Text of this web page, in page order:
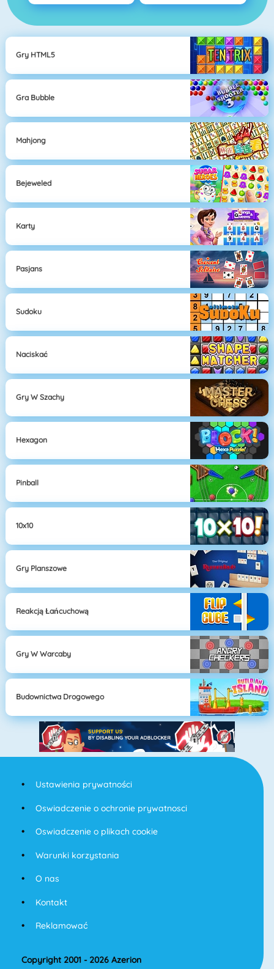
Gry HTML5
Gra Bubble
Mahjong
Bejeweled
Karty
Pasjans
Sudoku
Naciskać
Gry W Szachy
Hexagon
Pinball
10x10
Gry Planszowe
Reakcją Łańcuchową
Gry W Warcaby
Budownictwa Drogowego
Ustawienia prywatności
Oswiadczenie o ochronie prywatnosci
Oswiadczenie o plikach cookie
Warunki korzystania
O nas
Kontakt
Reklamować
Copyright 2001 - 2026 Azerion